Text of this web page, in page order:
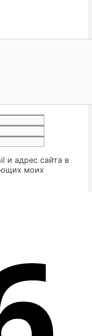
и адрес сайта в
моих